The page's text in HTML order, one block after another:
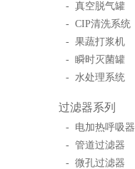
- 真空脱气罐
- CIP清洗系统
- 果蔬打浆机
- 瞬时灭菌罐
- 水处理系统
过滤器系列
- 电加热呼吸器
- 管道过滤器
- 微孔过滤器